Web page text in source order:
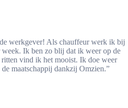
werkgever! Als chauffeur werk ik bij
Ik ben zo blij dat ik weer op de
vind ik het mooist. Ik doe weer
maatschappij dankzij Omzien.”